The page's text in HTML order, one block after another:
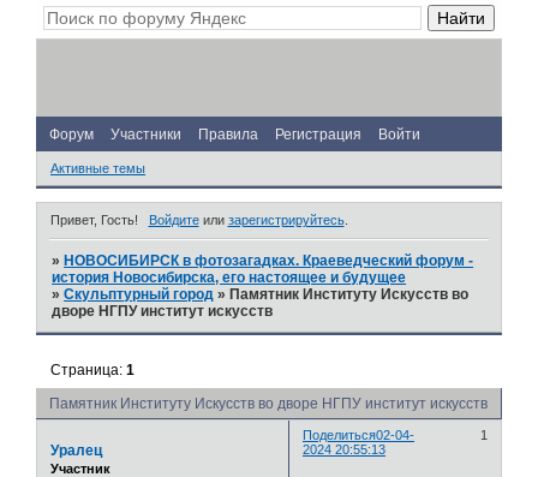
Форум Участники Правила Регистрация Войти
Активные темы
Привет, Гость! Войдитеили зарегистрируйтесь.
» НОВОСИБИРСК в фотозагадках. Краеведческий форум -
история Новосибирска, его настоящее и будущее
»Скульптурный город » Памятник Институту Искусств во
дворе НГПУ институт искусств
Памятник Институту Искусств во дворе НГПУ институт искусств
Страница:1
Поделиться 1
02-04-
2024 20:55:13
Уралец
Участник